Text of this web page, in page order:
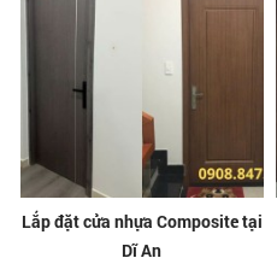
Lắp đặt cửa nhựa Composite tại
Dĩ An